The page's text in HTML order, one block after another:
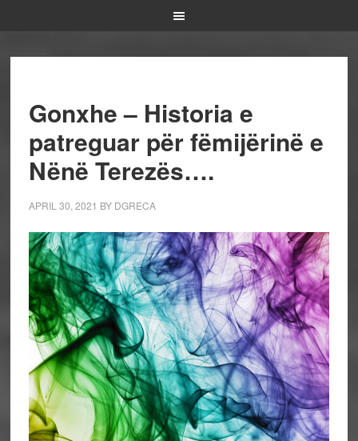
Gonxhe – Historia e
patreguar për fëmijërinë e
Nënë Terezës….
APRIL 30, 2021 BY DGRECA